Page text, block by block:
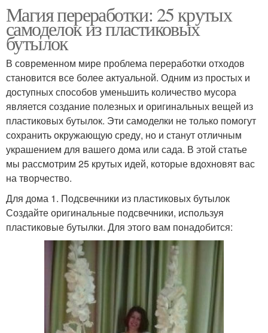
Магия переработки: 25 крутых
самоделок из пластиковых
бутылок
В современном мире проблема переработки отходов
становится все более актуальной. Одним из простых и
доступных способов уменьшить количество мусора
является создание полезных и оригинальных вещей из
пластиковых бутылок. Эти самоделки не только помогут
сохранить окружающую среду, но и станут отличным
украшением для вашего дома или сада. В этой статье
мы рассмотрим 25 крутых идей, которые вдохновят вас
на творчество.
Для дома 1. Подсвечники из пластиковых бутылок
Создайте оригинальные подсвечники, используя
пластиковые бутылки. Для этого вам понадобится: